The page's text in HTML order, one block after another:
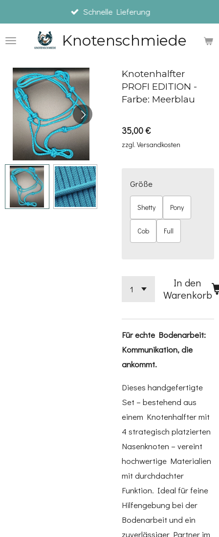
Hauptinhalt
springen
Knotenschmiede
Schnelle Lieferung
Knotenhalfter
PROFI EDITION -
Farbe: Meerblau
35,00 €
zzgl. Versandkosten
Größe
Shetty Pony
Cob Full
In den
Warenkorb
Für echte Bodenarbeit:
Kommunikation, die
ankommt.
Dieses handgefertigte
Set – bestehend aus
einem Knotenhalfter mit
4 strategisch platzierten
Nasenknoten – vereint
hochwertige Materialien
mit durchdachter
Funktion. Ideal für feine
Hilfengebung bei der
Bodenarbeit und ein
zuverlässiger Partner im